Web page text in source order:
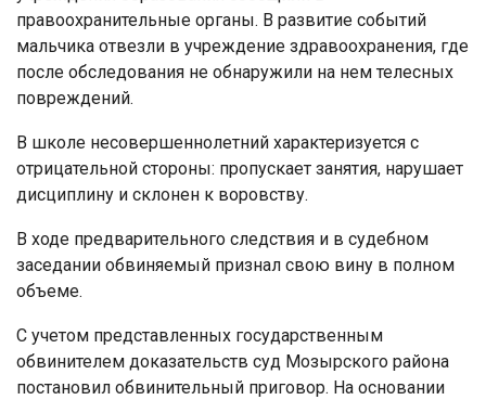
правоохранительные органы. В развитие событий
мальчика отвезли в учреждение здравоохранения, где
после обследования не обнаружили на нем телесных
повреждений.
В школе несовершеннолетний характеризуется с
отрицательной стороны: пропускает занятия, нарушает
дисциплину и склонен к воровству.
В ходе предварительного следствия и в судебном
заседании обвиняемый признал свою вину в полном
объеме.
С учетом представленных государственным
обвинителем доказательств суд Мозырского района
постановил обвинительный приговор. На основании